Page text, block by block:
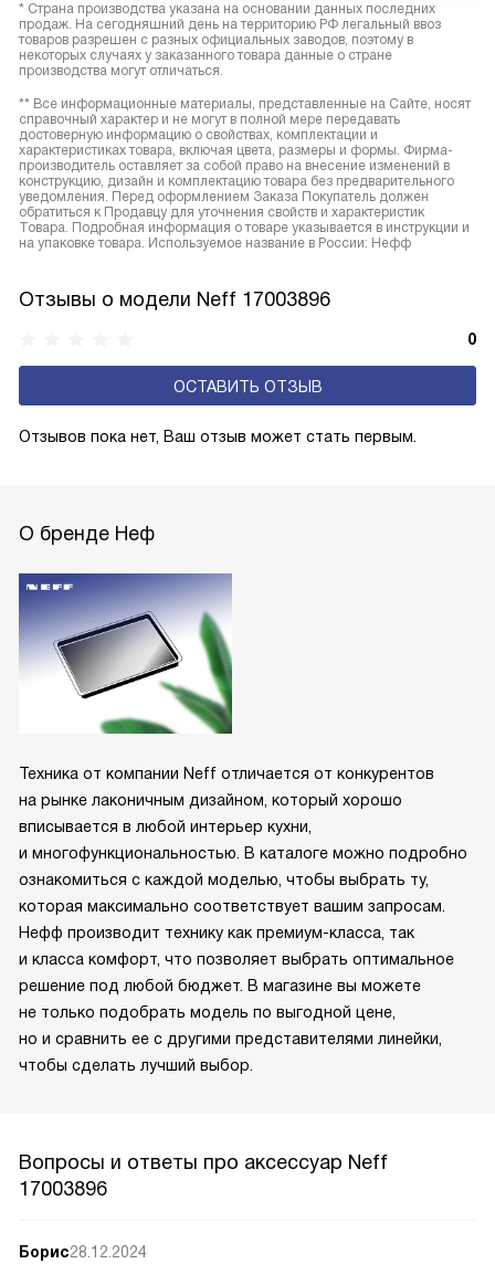
* Страна производства указана на основании данных последних
продаж. На сегодняшний день на территорию РФ легальный ввоз
товаров разрешен с разных официальных заводов, поэтому в
некоторых случаях у заказанного товара данные о стране
производства могут отличаться.
** Все информационные материалы, представленные на Сайте, носят
справочный характер и не могут в полной мере передавать
достоверную информацию о свойствах, комплектации и
характеристиках товара, включая цвета, размеры и формы. Фирма-
производитель оставляет за собой право на внесение изменений в
конструкцию, дизайн и комплектацию товара без предварительного
уведомления. Перед оформлением Заказа Покупатель должен
обратиться к Продавцу для уточнения свойств и характеристик
Товара. Подробная информация о товаре указывается в инструкции и
на упаковке товара. Используемое название в России: Нефф
Отзывы о модели Neff 17003896
0
ОСТАВИТЬ ОТЗЫВ
Отзывов пока нет, Ваш отзыв может стать первым.
О бренде Неф
Техника от компании Neff отличается от конкурентов
на рынке лаконичным дизайном, который хорошо
вписывается в любой интерьер кухни,
и многофункциональностью. В каталоге можно подробно
ознакомиться с каждой моделью, чтобы выбрать ту,
которая максимально соответствует вашим запросам.
Нефф производит технику как премиум-класса, так
и класса комфорт, что позволяет выбрать оптимальное
решение под любой бюджет. В магазине вы можете
не только подобрать модель по выгодной цене,
но и сравнить ее с другими представителями линейки,
чтобы сделать лучший выбор.
Вопросы и ответы про аксессуар Neff
17003896
Борис28.12.2024